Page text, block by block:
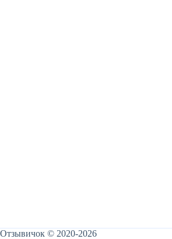
Отзывичок © 2020-2026